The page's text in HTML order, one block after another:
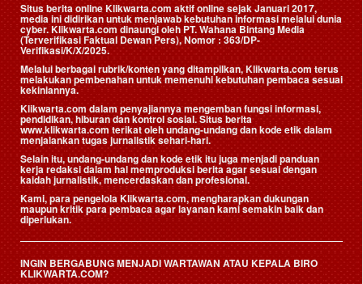
Situs berita online Klikwarta.com aktif online sejak Januari 2017,
media ini didirikan untuk menjawab kebutuhan informasi melalui dunia
cyber. Klikwarta.com dinaungi oleh PT. Wahana Bintang Media
(Terverifikasi Faktual Dewan Pers), Nomor : 363/DP-
Verifikasi/K/X/2025.
Melalui berbagai rubrik/konten yang ditampilkan, Klikwarta.com terus
melakukan pembenahan untuk memenuhi kebutuhan pembaca sesuai
kekiniannya.
Klikwarta.com dalam penyajiannya mengemban fungsi informasi,
pendidikan, hiburan dan kontrol sosial. Situs berita
www.klikwarta.com terikat oleh undang-undang dan kode etik dalam
menjalankan tugas jurnalistik sehari-hari.
Selain itu, undang-undang dan kode etik itu juga menjadi panduan
kerja redaksi dalam hal memproduksi berita agar sesuai dengan
kaidah jurnalistik, mencerdaskan dan profesional.
Kami, para pengelola Klikwarta.com, mengharapkan dukungan
maupun kritik para pembaca agar layanan kami semakin baik dan
diperlukan.
INGIN BERGABUNG MENJADI WARTAWAN ATAU KEPALA BIRO
KLIKWARTA.COM?